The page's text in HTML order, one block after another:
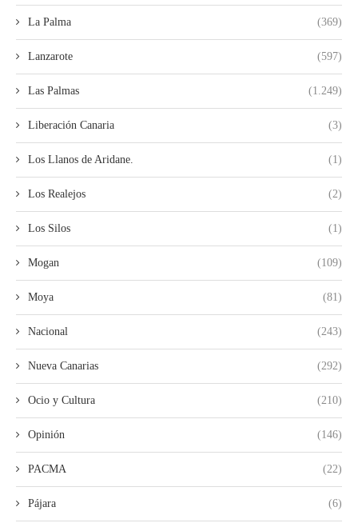
La Palma (369)
Lanzarote (597)
Las Palmas (1.249)
Liberación Canaria (3)
Los Llanos de Aridane. (1)
Los Realejos (2)
Los Silos (1)
Mogan (109)
Moya (81)
Nacional (243)
Nueva Canarias (292)
Ocio y Cultura (210)
Opinión (146)
PACMA (22)
Pájara (6)